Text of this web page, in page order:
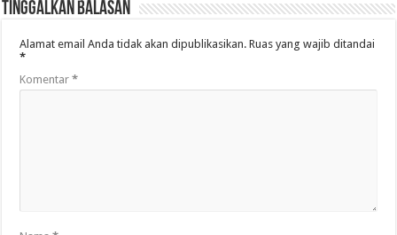
Tinggalkan Balasan
Alamat email Anda tidak akan dipublikasikan. Ruas yang wajib ditandai
*
Komentar*